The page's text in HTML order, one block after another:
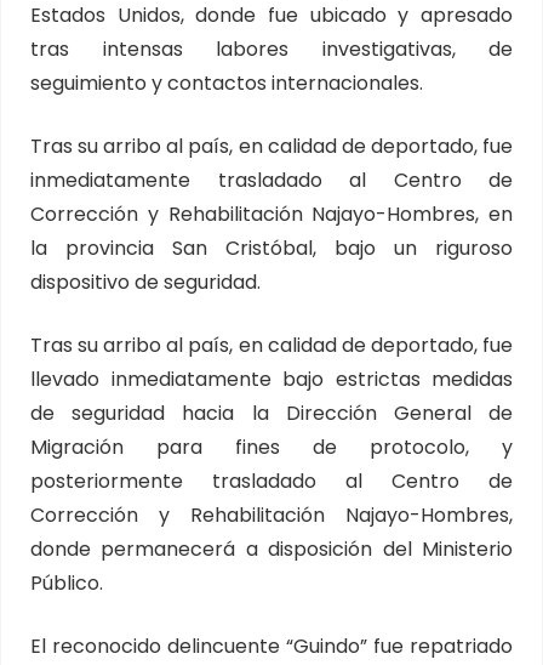
Estados Unidos, donde fue ubicado y apresado
tras intensas labores investigativas, de
seguimiento y contactos internacionales.
Tras su arribo al país, en calidad de deportado, fue
inmediatamente trasladado al Centro de
Corrección y Rehabilitación Najayo-Hombres, en
la provincia San Cristóbal, bajo un riguroso
dispositivo de seguridad.
Tras su arribo al país, en calidad de deportado, fue
llevado inmediatamente bajo estrictas medidas
de seguridad hacia la Dirección General de
Migración para fines de protocolo, y
posteriormente trasladado al Centro de
Corrección y Rehabilitación Najayo-Hombres,
donde permanecerá a disposición del Ministerio
Público.
El reconocido delincuente “Guindo” fue repatriado